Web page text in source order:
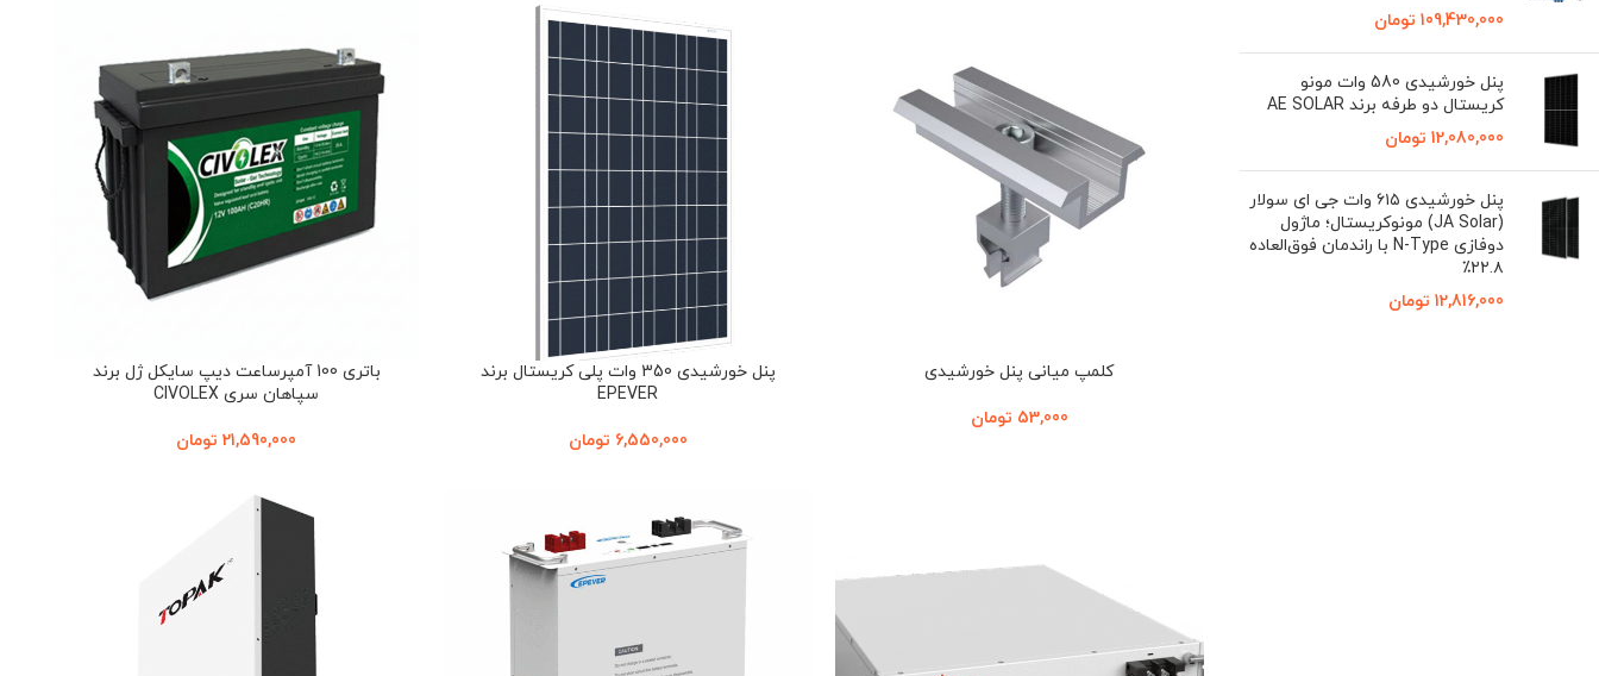
109,430,000 تومان
پنل خورشیدی 580 وات مونو
کریستال دو طرفه برند AE SOLAR
12,080,000 تومان
پنل خورشیدی ۶۱۵ وات جی ای سولار
(JA Solar) مونوکریستال؛ ماژول
دوفازی N-Type با راندمان فوق‌العاده
۲۲.۸٪
12,816,000 تومان
کلمپ میانی پنل خورشیدی
53,000 تومان
پنل خورشیدی 350 وات پلی کریستال برند
EPEVER
6,550,000 تومان
باتری 100 آمپرساعت دیپ سایکل ژل برند
سپاهان سری CIVOLEX
21,590,000 تومان